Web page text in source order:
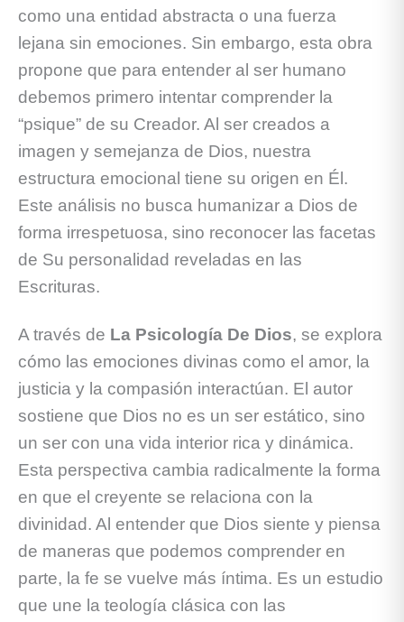
como una entidad abstracta o una fuerza
lejana sin emociones. Sin embargo, esta obra
propone que para entender al ser humano
debemos primero intentar comprender la
“psique” de su Creador. Al ser creados a
imagen y semejanza de Dios, nuestra
estructura emocional tiene su origen en Él.
Este análisis no busca humanizar a Dios de
forma irrespetuosa, sino reconocer las facetas
de Su personalidad reveladas en las
Escrituras.
A través de La Psicología De Dios, se explora
cómo las emociones divinas como el amor, la
justicia y la compasión interactúan. El autor
sostiene que Dios no es un ser estático, sino
un ser con una vida interior rica y dinámica.
Esta perspectiva cambia radicalmente la forma
en que el creyente se relaciona con la
divinidad. Al entender que Dios siente y piensa
de maneras que podemos comprender en
parte, la fe se vuelve más íntima. Es un estudio
que une la teología clásica con las